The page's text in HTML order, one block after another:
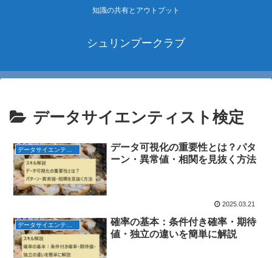
知識の共有とアウトプット
シュリンプークラブ
データサイエンティスト検定
データ可視化の重要性とは？パタ
ーン・異常値・相関を見抜く方法
2025.03.21
確率の基本：条件付き確率・期待
値・独立の違いを簡単に解説